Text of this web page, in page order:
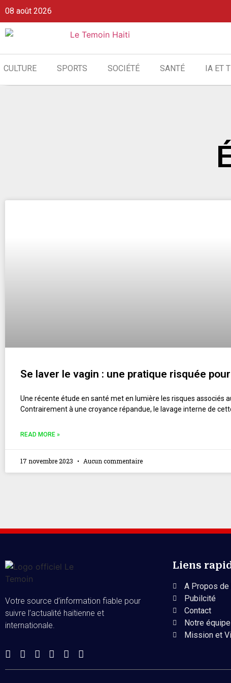
08 août 2026
CULTURE SPORTS SOCIÉTÉ SANTÉ IA ET
Se laver le vagin : une pratique risquée
Une récente étude en santé met en lumière les risques associés
Contrairement à une croyance répandue, le lavage interne de
READ MORE »
17 novembre 2023 Aucun commentaire
Votre source d’information fiable pour
suivre l’actualité haïtienne et
internationale.
Liens
A Propos de
Pubilcité
Contact
Notre équipe
Mission et